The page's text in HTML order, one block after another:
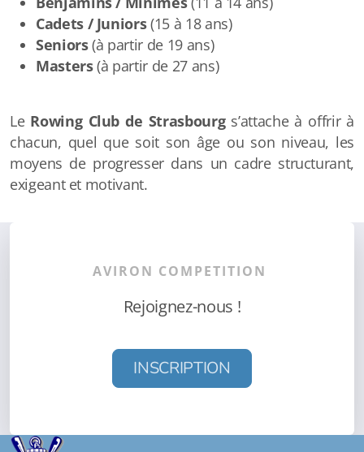
Cadets / Juniors(15 à 18 ans)
Seniors(à partir de 19 ans)
Masters(à partir de 27 ans)
Le Rowing Club de Strasbourgs’attache à offrir à
chacun, quel que soit son âge ou son niveau, les
moyens de progresser dans un cadre structurant,
exigeant et motivant.
AVIRON COMPETITION
Rejoignez-nous !
INSCRIPTION